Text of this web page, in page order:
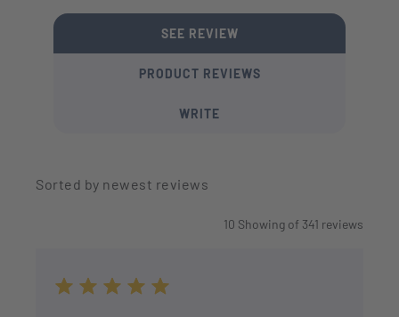
SEE REVIEW
PRODUCT REVIEWS
WRITE
Sorted by newest reviews
10 Showing of 341 reviews